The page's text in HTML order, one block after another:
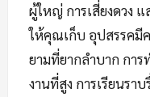
ผู้ใหญ่ การเสี่ยงดวง แ
ให้คุณเก็บ อุปสรรคมี
ยามที่ยากลำบาก กา
งานที่สูง การเรียนรา